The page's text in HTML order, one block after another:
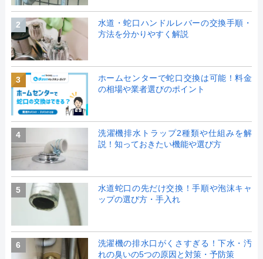
2
水道・蛇口ハンドルレバーの交換手順・
方法を分かりやすく解説
3
ホームセンターで蛇口交換は可能！料金
の相場や業者選びのポイント
4
洗濯機排水トラップ2種類や仕組みを解
説！知っておきたい機能や選び方
5
水道蛇口の先だけ交換！手順や泡沫キャ
ップの選び方・手入れ
6
洗濯機の排水口がくさすぎる！下水・汚
れの臭いの5つの原因と対策・予防策